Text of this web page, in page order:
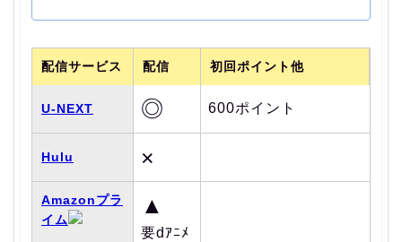
配信サービス 配信 初回ポイント他
U-NEXT ◎ 600ポイント
Hulu ×
Amazonプラ
イム
▲
要dｱﾆﾒ